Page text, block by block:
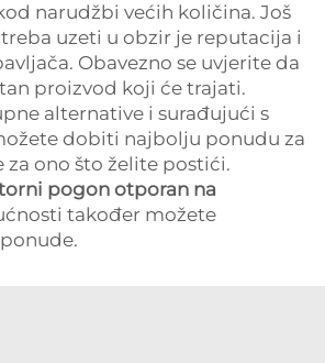
narudžbi većih količina. Još
uzeti u obzir je reputacija i
Obavezno se uvjerite da
proizvod koji će trajati.
alternative i surađujući s
dobiti najbolju ponudu za
ono što želite postići.
pogon otporan na
također možete